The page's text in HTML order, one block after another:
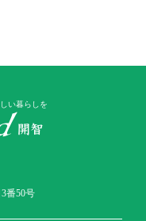
い暮らしを
番50号